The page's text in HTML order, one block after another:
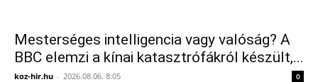
Mesterséges intelligencia vagy valóság? A
BBC elemzi a kínai katasztrófákról készült,...
koz-hir.hu - 2026.08.06. 8:05 0